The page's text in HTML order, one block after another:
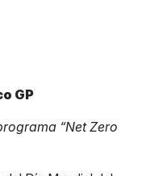
GP
“Net Zero